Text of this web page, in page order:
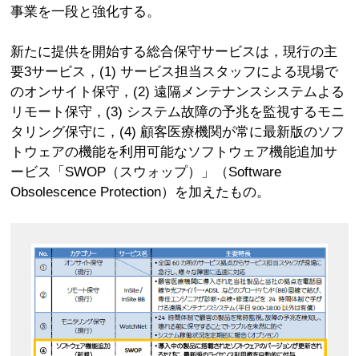
事業を一段と強化する。
新たに提供を開始する総合保守サービスは，現行の主
要3サービス，(1) サービス担当スタッフによる現場で
のオンサイト保守，(2) 遠隔メンテナンスシステムよる
リモート保守，(3) システム故障の予兆を監視するモニ
タリング保守に，(4) 顧客医療機関が常に最新版のソフ
トウェアの機能を利用可能なソフトウェア機能追加サ
ービス「SWOP（スウォップ）」（Software
Obsolescence Protection）を加えたもの。